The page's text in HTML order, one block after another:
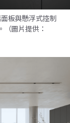
板與懸浮式控制
（圖片提供：